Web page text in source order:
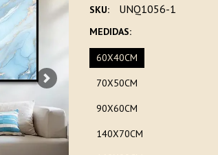
Next
SKU: UNQ1056-1
MEDIDAS:
60X40CM
70X50CM
90X60CM
140X70CM